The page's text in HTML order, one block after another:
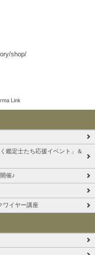
shop/
Link
鑑定士たち応援イベント」＆
催♪
ワイヤー講座